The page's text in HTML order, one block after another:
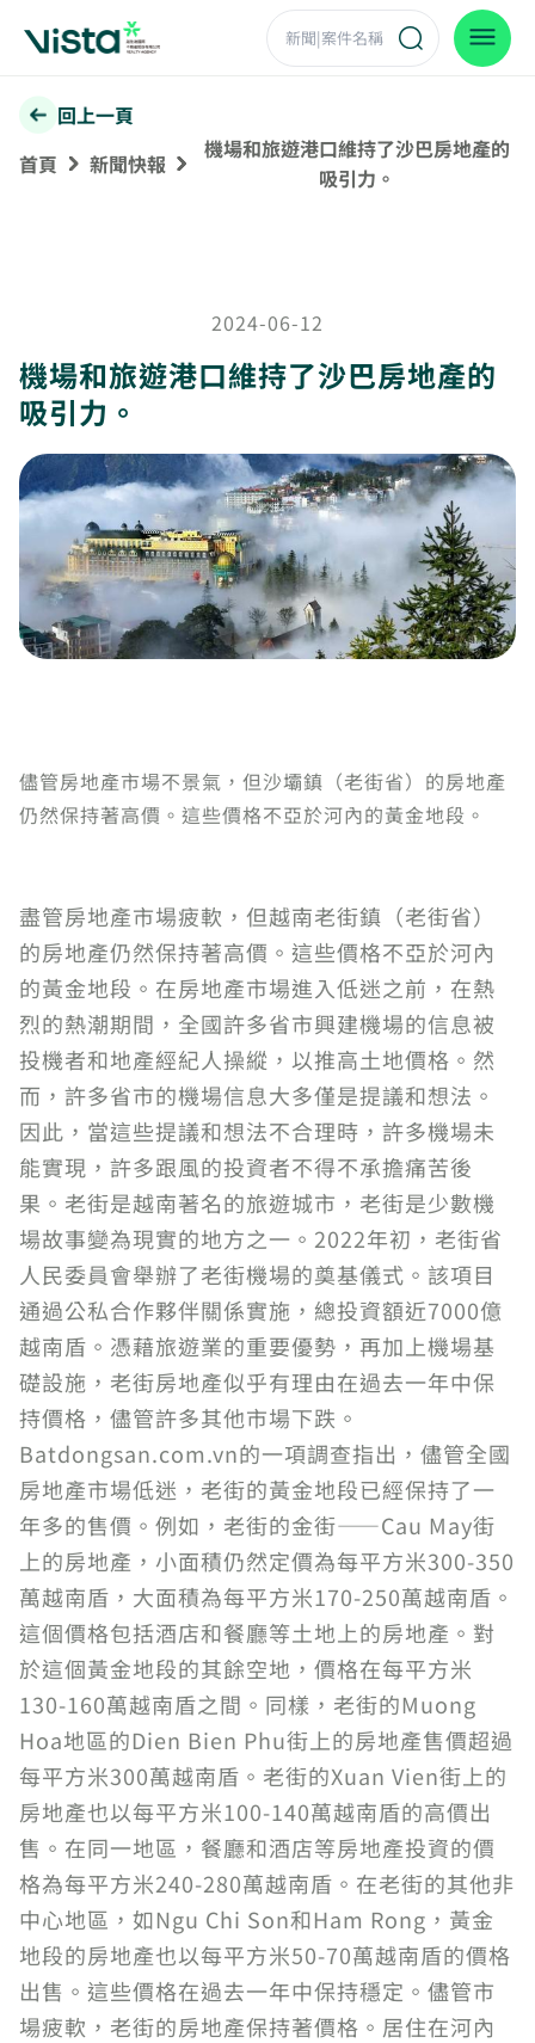
回上一頁
首頁
新聞快報
機場和旅遊港口維持了沙巴房地產的
吸引力。
2024-06-12
機場和旅遊港口維持了沙巴房地產的
吸引力。
儘管房地產市場不景氣，但沙壩鎮（老街省）的房地產
仍然保持著高價。這些價格不亞於河內的黃金地段。
盡管房地產市場疲軟，但越南老街鎮（老街省）
的房地產仍然保持著高價。這些價格不亞於河內
的黃金地段。在房地產市場進入低迷之前，在熱
烈的熱潮期間，全國許多省市興建機場的信息被
投機者和地產經紀人操縱，以推高土地價格。然
而，許多省市的機場信息大多僅是提議和想法。
因此，當這些提議和想法不合理時，許多機場未
能實現，許多跟風的投資者不得不承擔痛苦後
果。老街是越南著名的旅遊城市，老街是少數機
場故事變為現實的地方之一。2022年初，老街省
人民委員會舉辦了老街機場的奠基儀式。該項目
通過公私合作夥伴關係實施，總投資額近7000億
越南盾。憑藉旅遊業的重要優勢，再加上機場基
礎設施，老街房地產似乎有理由在過去一年中保
持價格，儘管許多其他市場下跌。
Batdongsan.com.vn的一項調查指出，儘管全國
房地產市場低迷，老街的黃金地段已經保持了一
年多的售價。例如，老街的金街——Cau May街
上的房地產，小面積仍然定價為每平方米300-350
萬越南盾，大面積為每平方米170-250萬越南盾。
這個價格包括酒店和餐廳等土地上的房地產。對
於這個黃金地段的其餘空地，價格在每平方米
130-160萬越南盾之間。同樣，老街的Muong
Hoa地區的Dien Bien Phu街上的房地產售價超過
每平方米300萬越南盾。老街的Xuan Vien街上的
房地產也以每平方米100-140萬越南盾的高價出
售。在同一地區，餐廳和酒店等房地產投資的價
格為每平方米240-280萬越南盾。在老街的其他非
中心地區，如Ngu Chi Son和Ham Rong，黃金
地段的房地產也以每平方米50-70萬越南盾的價格
出售。這些價格在過去一年中保持穩定。儘管市
場疲軟，老街的房地產保持著價格。居住在河內